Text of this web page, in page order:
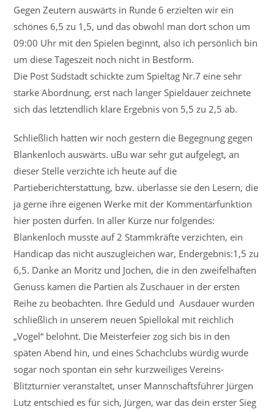
Gegen Zeutern auswärts in Runde 6 erzielten wir ein
schönes 6,5 zu 1,5, und das obwohl man dort schon um
09:00 Uhr mit den Spielen beginnt, also ich persönlich bin
um diese Tageszeit noch nicht in Bestform.
Die Post Südstadt schickte zum Spieltag Nr.7 eine sehr
starke Abordnung, erst nach langer Spieldauer zeichnete
sich das letztendlich klare Ergebnis von 5,5 zu 2,5 ab.
Schließlich hatten wir noch gestern die Begegnung gegen
Blankenloch auswärts. uBu war sehr gut aufgelegt, an
dieser Stelle verzichte ich heute auf die
Partieberichterstattung, bzw. überlasse sie den Lesern, die
ja gerne ihre eigenen Werke mit der Kommentarfunktion
hier posten dürfen. In aller Kürze nur folgendes:
Blankenloch musste auf 2 Stammkräfte verzichten, ein
Handicap das nicht auszugleichen war, Endergebnis:1,5 zu
6,5. Danke an Moritz und Jochen, die in den zweifelhaften
Genuss kamen die Partien als Zuschauer in der ersten
Reihe zu beobachten. Ihre Geduld und Ausdauer wurden
schließlich in unserem neuen Spiellokal mit reichlich
„Vogel“ belohnt. Die Meisterfeier zog sich bis in den
späten Abend hin, und eines Schachclubs würdig wurde
sogar noch spontan ein sehr kurzweiliges Vereins-
Blitzturnier veranstaltet, unser Mannschaftsführer Jürgen
Lutz entschied es für sich, Jürgen, war das dein erster Sieg